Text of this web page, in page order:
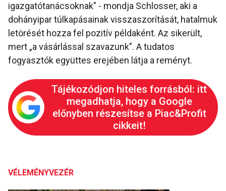
igazgatótanácsoknak" - mondja Schlosser, aki a
dohányipar túlkapásainak visszaszorítását, hatalmuk
letörését hozza fel pozitív példaként. Az sikerült,
mert „a vásárlással szavazunk". A tudatos
fogyasztók együttes erejében látja a reményt.
Tájékozódjon hiteles forrásból: itt
megadhatja, hogy a Google
előnyben részesítse a Piac&Profit
cikkeit!
VÉLEMÉNYVEZÉR